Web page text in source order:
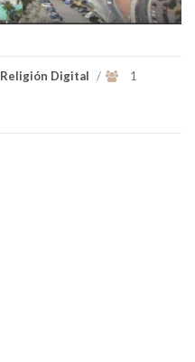
Religión Digital / 1